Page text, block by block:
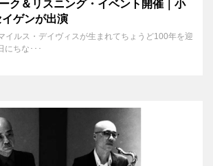
ク＆リスニング・イベント開催｜小
ゲンが出演
イルス・デイヴィスが生まれてちょうど100年を迎
にちな･･･